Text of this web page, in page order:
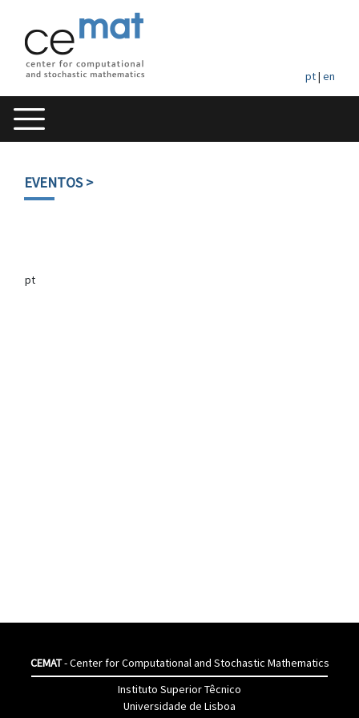
pt| en
EVENTOS>
pt
CEMAT- Center for Computational and Stochastic Mathematics
Instituto Superior Têcnico
Universidade de Lisboa